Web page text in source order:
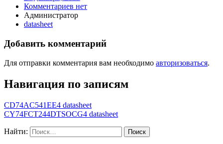
Комментариев нет
Администратор
datasheet
Добавить комментарий
Для отправки комментария вам необходимо авторизоваться.
Навигация по записям
CD74AC541EE4 datasheet
CY74FCT244DTSOCG4 datasheet
Найти: